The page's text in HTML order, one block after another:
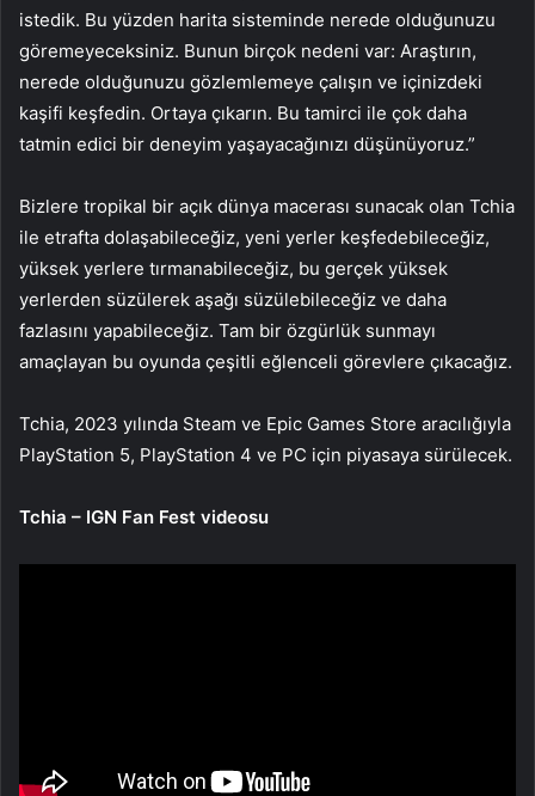
istedik. Bu yüzden harita sisteminde nerede olduğunuzu
göremeyeceksiniz. Bunun birçok nedeni var: Araştırın,
nerede olduğunuzu gözlemlemeye çalışın ve içinizdeki
kaşifi keşfedin. Ortaya çıkarın. Bu tamirci ile çok daha
tatmin edici bir deneyim yaşayacağınızı düşünüyoruz.”
Bizlere tropikal bir açık dünya macerası sunacak olan Tchia
ile etrafta dolaşabileceğiz, yeni yerler keşfedebileceğiz,
yüksek yerlere tırmanabileceğiz, bu gerçek yüksek
yerlerden süzülerek aşağı süzülebileceğiz ve daha
fazlasını yapabileceğiz. Tam bir özgürlük sunmayı
amaçlayan bu oyunda çeşitli eğlenceli görevlere çıkacağız.
Tchia, 2023 yılında Steam ve Epic Games Store aracılığıyla
PlayStation 5, PlayStation 4 ve PC için piyasaya sürülecek.
Tchia – IGN Fan Fest videosu